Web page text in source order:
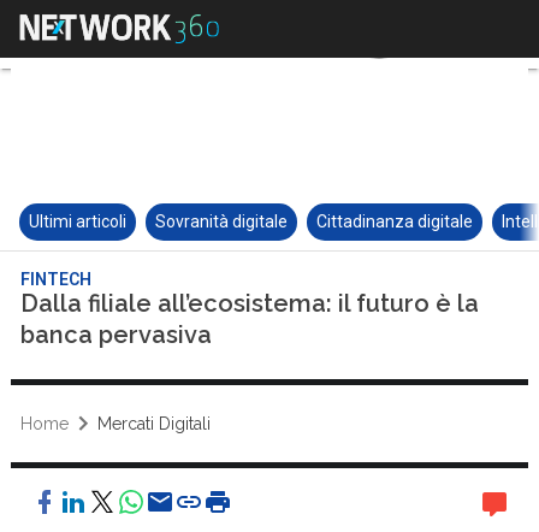
Ultimi articoli Sovranità digitale Cittadinanza digitale
FINTECH
Dalla filiale all’ecosistema: il futuro è la
banca pervasiva
Home Mercati Digitali